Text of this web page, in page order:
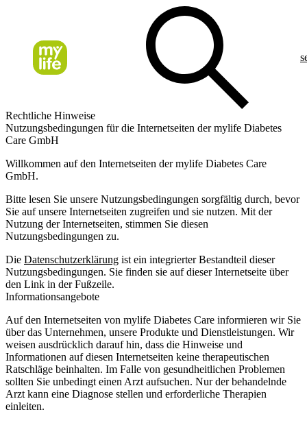
Rechtliche Hinweise
Nutzungsbedingungen für die Internetseiten der mylife Diabetes
Care GmbH
Willkommen auf den Internetseiten der mylife Diabetes Care
GmbH.
Bitte lesen Sie unsere Nutzungsbedingungen sorgfältig durch, bevor
Sie auf unsere Internetseiten zugreifen und sie nutzen. Mit der
Nutzung der Internetseiten, stimmen Sie diesen
Nutzungsbedingungen zu.
Die Datenschutzerklärung ist ein integrierter Bestandteil dieser
Nutzungsbedingungen. Sie finden sie auf dieser Internetseite über
den Link in der Fußzeile.
Informationsangebote
Auf den Internetseiten von mylife Diabetes Care informieren wir Sie
über das Unternehmen, unsere Produkte und Dienstleistungen. Wir
weisen ausdrücklich darauf hin, dass die Hinweise und
Informationen auf diesen Internetseiten keine therapeutischen
Ratschläge beinhalten. Im Falle von gesundheitlichen Problemen
sollten Sie unbedingt einen Arzt aufsuchen. Nur der behandelnde
Arzt kann eine Diagnose stellen und erforderliche Therapien
einleiten.